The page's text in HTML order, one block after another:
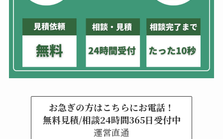
お急ぎの方はこちらにお電話！
無料見積/相談24時間365日受付中
運営直通